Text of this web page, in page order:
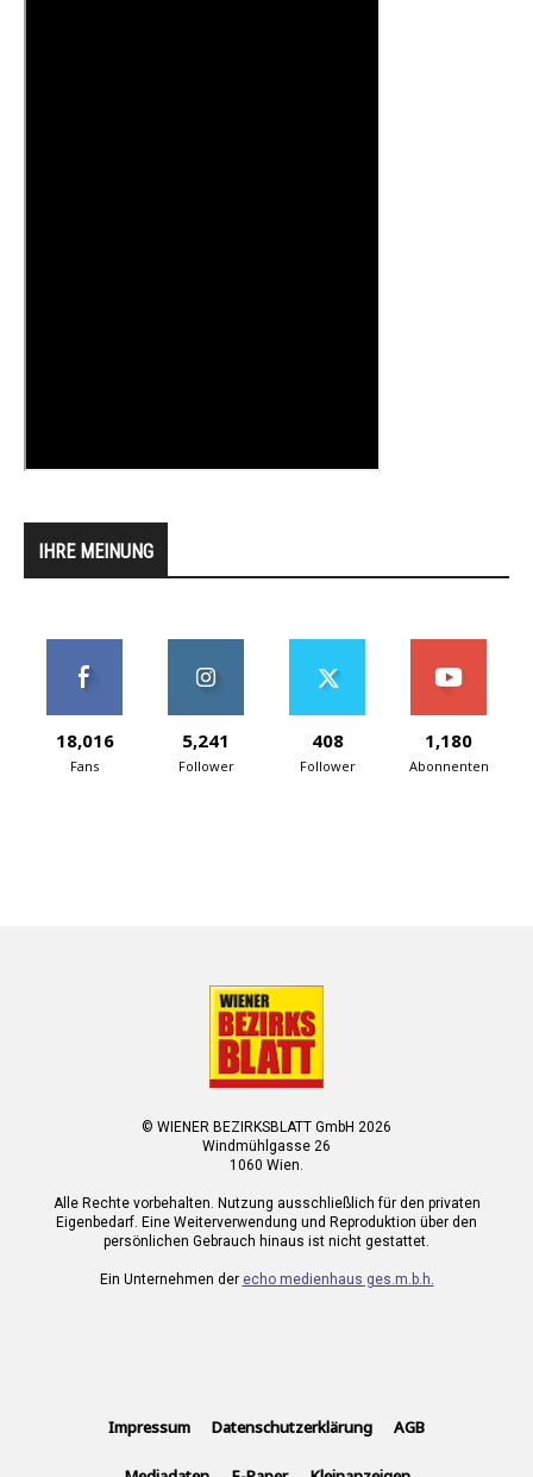
IHRE MEINUNG
18,016
Fans
5,241
Follower
408
Follower
1,180
Abonnenten
© WIENER BEZIRKSBLATT GmbH 2026
Windmühlgasse 26
1060 Wien.
Alle Rechte vorbehalten. Nutzung ausschließlich für den privaten
Eigenbedarf. Eine Weiterverwendung und Reproduktion über den
persönlichen Gebrauch hinaus ist nicht gestattet.
Ein Unternehmen der echo medienhaus ges.m.b.h.
Impressum Datenschutzerklärung AGB